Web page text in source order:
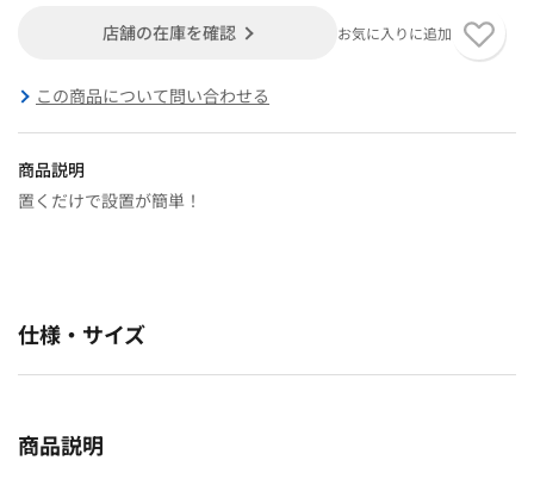
店舗の在庫を確認 お気に入りに追加
この商品について問い合わせる
商品説明
置くだけで設置が簡単！
仕様・サイズ
商品説明